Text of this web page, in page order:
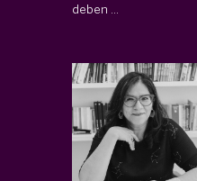
deben ...